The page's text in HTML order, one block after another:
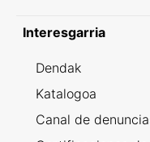
Interesgarria
Dendak
Katalogoa
Canal de